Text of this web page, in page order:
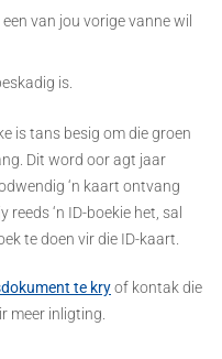
van jou vorige vanne wil
is.
is tans besig om die groen
Dit word oor agt jaar
‘n kaart ontvang
‘n ID-boekie het, sal
te doen vir die ID-kaart.
te kryof kontak die
meer inligting.